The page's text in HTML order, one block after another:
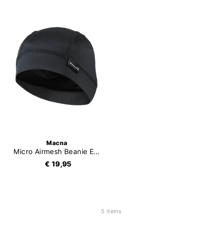
Macna
Micro Airmesh Beanie Entry
€ 19,95
5 items